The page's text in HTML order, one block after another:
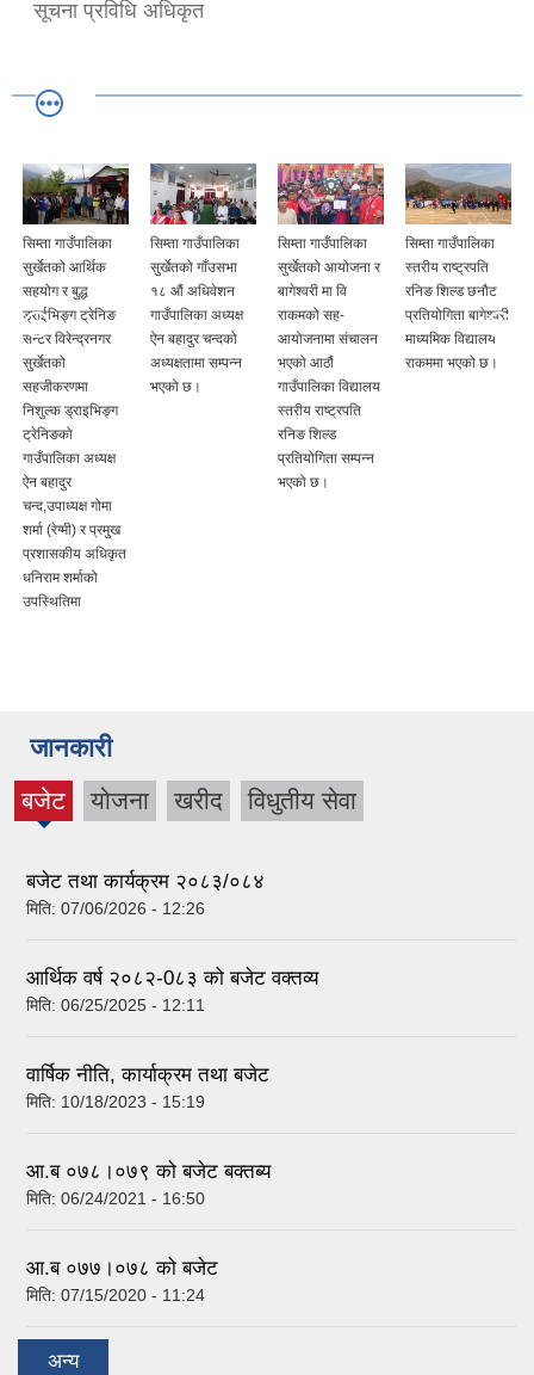
सूचना प्रविधि अधिकृत
सिम्ता गाउँपालिका
सुर्खेतको आर्थिक
सहयोग र बुद्ध
ड्राईभिङ्ग ट्रेनिङ
सेन्टर विरेन्द्रनगर
सुर्खेतको
सहजीकरणमा
निशुल्क ड्राइभिङ्ग
ट्रेनिङको
गाउँपालिका अध्यक्ष
ऐन बहादुर
चन्द,उपाध्यक्ष गोमा
शर्मा (रेग्मी) र प्रमुख
प्रशासकीय अधिकृत
धनिराम शर्माको
उपस्थितिमा
सिम्ता गाउँपालिका
सुर्खेतको गाँउसभा
१८ औं अधिवेशन
गाउँपालिका अध्यक्ष
ऐन बहादुर चन्दको
अध्यक्षतामा सम्पन्न
भएको छ।
सिम्ता गाउँपालिका
सुर्खेतको आयोजना र
बागेश्वरी मा वि
राकमको सह-
आयोजनामा संचालन
भएको आठौं
गाउँपालिका विद्यालय
स्तरीय राष्ट्रपति
रनिङ शिल्ड
प्रतियोगिता सम्पन्न
भएको छ।
सिम्ता गाउँपालिका
स्तरीय राष्ट्रपति
रनिङ शिल्ड छनौट
प्रतियोगिता बागेश्वरी
माध्यमिक विद्यालय
राकममा भएको छ।
जानकारी
बजेट
(active
योजना खरीद विधुतीय सेवा
बजेट तथा कार्यक्रम २०८३/०८४
मिति: 07/06/2026 - 12:26
आर्थिक वर्ष २०८२-0८३ को बजेट वक्तव्य
मिति: 06/25/2025 - 12:11
वार्षिक नीति, कार्याक्रम तथा बजेट
मिति: 10/18/2023 - 15:19
आ.ब ०७८।०७९ को बजेट बक्तब्य
मिति: 06/24/2021 - 16:50
आ.ब ०७७।०७८ को बजेट
मिति: 07/15/2020 - 11:24
अन्य